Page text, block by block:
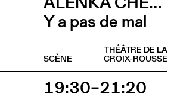
Y a pas de mal
THÉÂTRE DE LA
CROIX-ROUSSE
SCÈNE
19:30–21:20